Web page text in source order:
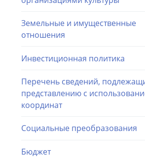
Земельные и имущественные
отношения
Инвестиционная политика
Перечень сведений,
представлению с
координат
Социальные преобразования
Бюджет